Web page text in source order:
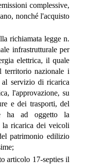
complessive,
nonché l'acquisto
richiamata legge n.
infrastrutturale per
elettrica, il quale
nazionale i
servizio di ricarica
l'approvazione, su
e dei trasporti, del
ha ad oggetto la
la ricarica dei veicoli
patrimonio edilizio
articolo 17-septies il